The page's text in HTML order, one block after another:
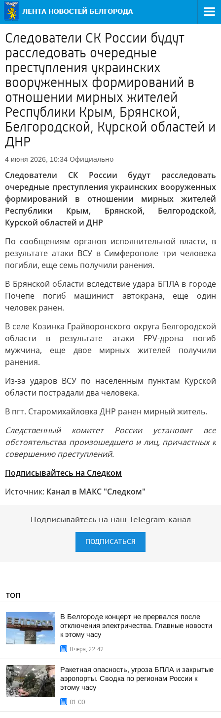
Следователи СК России будут
расследовать очередные
преступления украинских
вооруженных формирований в
отношении мирных жителей
Республики Крым, Брянской,
Белгородской, Курской областей и
ДНР
4 июня 2026, 10:34 Официально
Следователи СК России будут расследовать
очередные преступления украинских вооруженных
формирований в отношении мирных жителей
Республики Крым, Брянской, Белгородской,
Курской областей и ДНР
По сообщениям органов исполнительной власти, в
результате атаки ВСУ в Симферополе три человека
погибли, еще семь получили ранения.
В Брянской области вследствие удара БПЛА в городе
Почепе погиб машинист автокрана, еще один
человек ранен.
В селе Козинка Грайворонского округа Белгородской
области в результате атаки FPV-дрона погиб
мужчина, еще двое мирных жителей получили
ранения.
Из-за ударов ВСУ по населенным пунктам Курской
области пострадали два человека.
В пгт. Старомихайловка ДНР ранен мирный житель.
Следственный комитет России установит все
обстоятельства произошедшего и лиц, причастных к
совершению преступлений.
Подписывайтесь на Следком
Источник: Канал в МАКС "Следком"
Подписывайтесь на наш Telegram-канал
ПОДПИСАТЬСЯ
ТОП
В Белгороде концерт не прервался после
отключения электричества. Главные новости
к этому часу
Вчера, 22:42
Ракетная опасность, угроза БПЛА и закрытые
аэропорты. Сводка по регионам России к
этому часу
01:00